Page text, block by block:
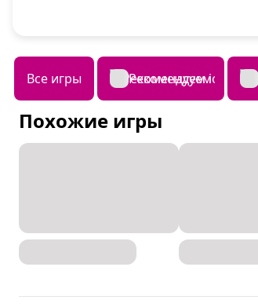
Все игры Рекомендуем
Похожие игры